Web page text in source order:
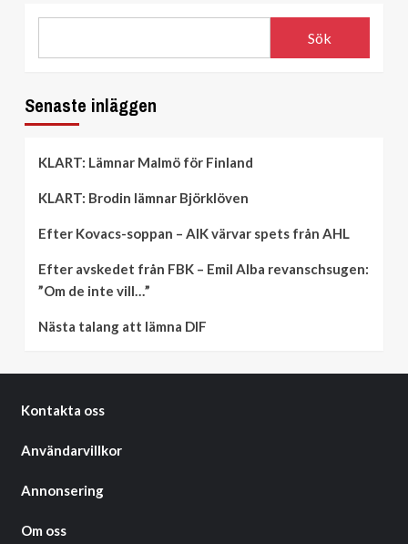
Sök
Senaste inläggen
KLART: Lämnar Malmö för Finland
KLART: Brodin lämnar Björklöven
Efter Kovacs-soppan – AIK värvar spets från AHL
Efter avskedet från FBK – Emil Alba revanschsugen:
”Om de inte vill…”
Nästa talang att lämna DIF
Kontakta oss
Användarvillkor
Annonsering
Om oss